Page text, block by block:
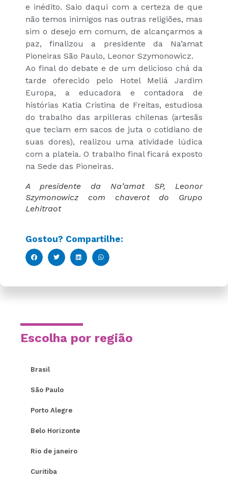
e inédito. Saio daqui com a certeza de que
não temos inimigos nas outras religiões, mas
sim o desejo em comum, de alcançarmos a
paz, finalizou a presidente da Na’amat
Pioneiras São Paulo, Leonor Szymonowicz.
Ao final do debate e de um delicioso chá da
tarde oferecido pelo Hotel Meliá Jardim
Europa, a educadora e contadora de
histórias Katia Cristina de Freitas, estudiosa
do trabalho das arpilleras chilenas (artesãs
que teciam em sacos de juta o cotidiano de
suas dores), realizou uma atividade lúdica
com a plateia. O trabalho final ficará exposto
na Sede das Pioneiras.
A presidente da Na’amat SP, Leonor
Szymonowicz com chaverot do Grupo
Lehitraot
Gostou? Compartilhe:
Escolha por região
Brasil
São Paulo
Porto Alegre
Belo Horizonte
Rio de janeiro
Curitiba